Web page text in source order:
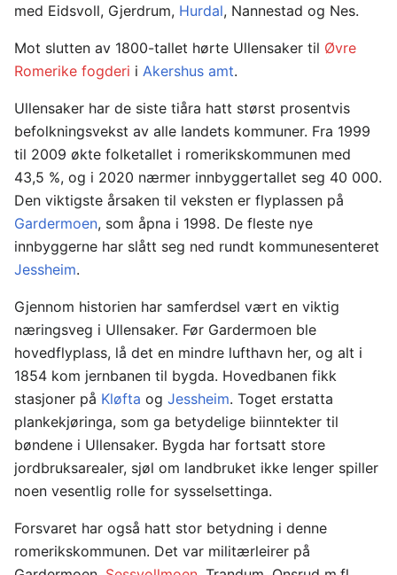
med Eidsvoll, Gjerdrum, Hurdal, Nannestad og Nes.
Mot slutten av 1800-tallet hørte Ullensaker til Øvre
Romerike fogderi i Akershus amt.
Ullensaker har de siste tiåra hatt størst prosentvis
befolkningsvekst av alle landets kommuner. Fra 1999
til 2009 økte folketallet i romerikskommunen med
43,5 %, og i 2020 nærmer innbyggertallet seg 40 000.
Den viktigste årsaken til veksten er flyplassen på
Gardermoen, som åpna i 1998. De fleste nye
innbyggerne har slått seg ned rundt kommunesenteret
Jessheim.
Gjennom historien har samferdsel vært en viktig
næringsveg i Ullensaker. Før Gardermoen ble
hovedflyplass, lå det en mindre lufthavn her, og alt i
1854 kom jernbanen til bygda. Hovedbanen fikk
stasjoner på Kløfta og Jessheim. Toget erstatta
plankekjøringa, som ga betydelige biinntekter til
bøndene i Ullensaker. Bygda har fortsatt store
jordbruksarealer, sjøl om landbruket ikke lenger spiller
noen vesentlig rolle for sysselsettinga.
Forsvaret har også hatt stor betydning i denne
romerikskommunen. Det var militærleirer på